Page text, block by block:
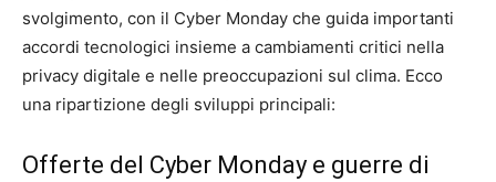
svolgimento, con il Cyber Monday che guida importanti
accordi tecnologici insieme a cambiamenti critici nella
privacy digitale e nelle preoccupazioni sul clima. Ecco
una ripartizione degli sviluppi principali:
Offerte del Cyber Monday e guerre di